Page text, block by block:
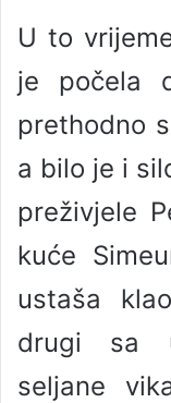
U to
je počela
prethodno
a bilo je i
preživjele
kuće
ustaša
drugi sa
seljane